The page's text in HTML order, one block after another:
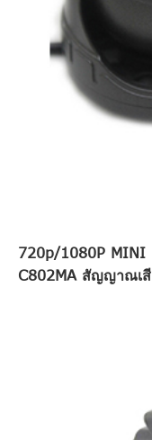
720p/1080P MINI
C802MA สัญญาณเสี